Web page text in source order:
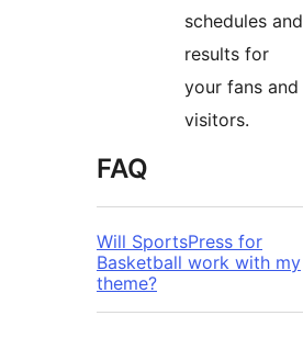
schedules and
results for
your fans and
visitors.
FAQ
Will SportsPress for
Basketball work with my
theme?